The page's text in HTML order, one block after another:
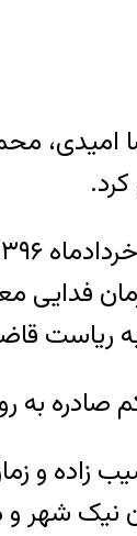
فدایی
صادره